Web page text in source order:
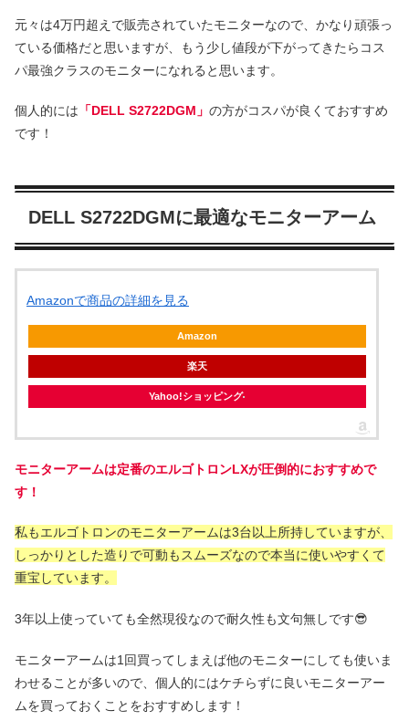
元々は4万円超えで販売されていたモニターなので、かなり頑張っ
ている価格だと思いますが、もう少し値段が下がってきたらコス
パ最強クラスのモニターになれると思います。
個人的には 「DELL S2722DGM」 の方がコスパが良くておすすめ
です！
DELL S2722DGMに最適なモニターアーム
Amazonで商品の詳細を見る
Amazon
楽天
Yahoo!ショッピング
モニターアームは定番のエルゴトロンLXが圧倒的におすすめで
す！
私もエルゴトロンのモニターアームは3台以上所持していますが、
しっかりとした造りで可動もスムーズなので本当に使いやすくて
重宝しています。
3年以上使っていても全然現役なので耐久性も文句無しです😎
モニターアームは1回買ってしまえば他のモニターにしても使いま
わせることが多いので、個人的にはケチらずに良いモニターアー
ムを買っておくことをおすすめします！